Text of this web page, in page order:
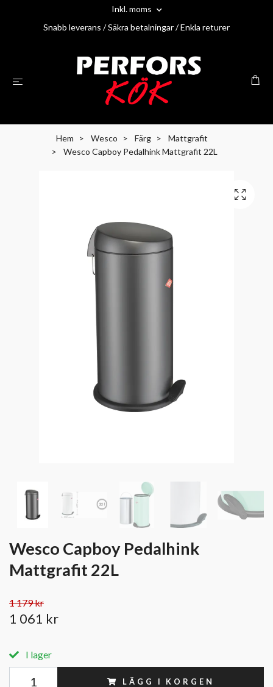
Inkl. moms
Snabb leverans / Säkra betalningar / Enkla returer
Hem Wesco Färg
Mattgrafit
Wesco Capboy Pedalhink Mattgrafit 22L
Wesco Capboy Pedalhink
Mattgrafit 22L
1 179 kr
1 061 kr
I lager
LÄGG I KORGEN